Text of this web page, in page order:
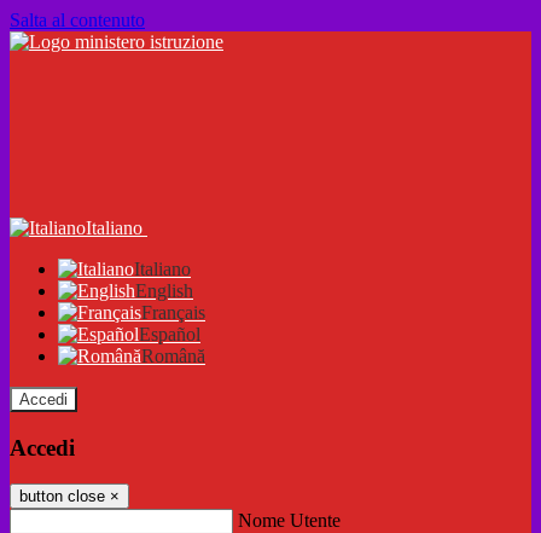
Salta al contenuto
Italiano
Italiano
English
Français
Español
Română
Accedi
Accedi
button close ×
Nome Utente